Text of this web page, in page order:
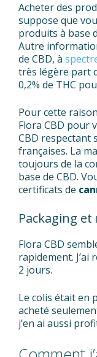
Acheter des
suppose que
produits à base
Autre
de CBD, à
très légère part
0,2% de THC
Pour cette
Flora CBD pour
CBD respectant
françaises. La
toujours de la
base de CBD.
certificats de
Packaging
Flora CBD
rapidement.
2 jours.
Le colis était en
acheté
j’en ai aussi